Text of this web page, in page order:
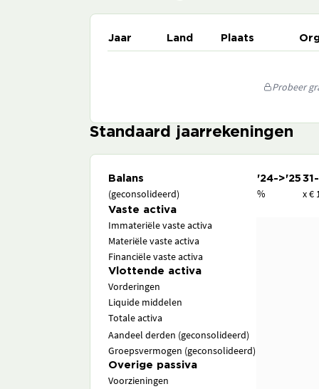
Jaar Land Plaats
Probeer
Standaard jaarrekeningen
Balans '24->'25
(geconsolideerd) % x €
Vaste activa
Immateriële vaste activa
Materiële vaste activa
Financiële vaste activa
Vlottende activa
Vorderingen
Liquide middelen
Totale activa
Aandeel derden (geconsolideerd)
Groepsvermogen (geconsolideerd)
Overige passiva
Voorzieningen